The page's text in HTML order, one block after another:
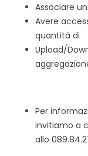
Associare
Avere
quantità di
Upload/
Per
invitiamo a
allo